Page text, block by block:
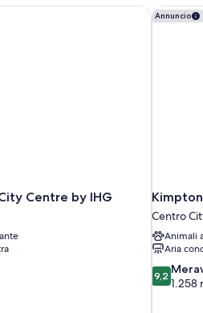
Centre by IHG
Centre by IHG Annuncio
Centro
Animali
Aria
9.2
su
9,2
1.258